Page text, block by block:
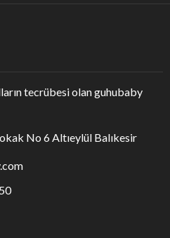
tecrübesi olan guhubaby
No 6 Altıeylül Balıkesir